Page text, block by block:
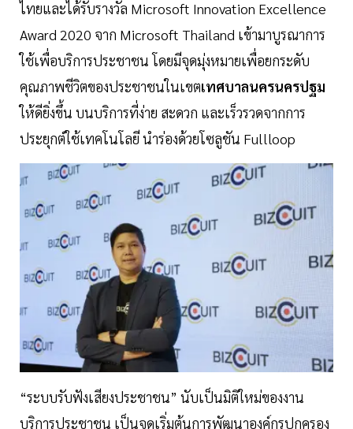
ไทยและได้รับรางวัล Microsoft Innovation Excellence
Award 2020 จาก Microsoft Thailand เข้ามาบูรณาการ
ใช้เพื่อบริการประชาชน โดยมีจุดมุ่งหมายเพื่อยกระดับ
คุณภาพชีวิตของประชาชนในเขตเทศบาลนครนครปฐม
ให้ดียิ่งขึ้น บนบริการที่ง่าย สะดวก และเร็วรวดจากการ
ประยุกต์ใช้เทคโนโลยี นำร่องด้วยโซลูชัน Fullloop
“ระบบรับฟังเสียงประชาชน” นับเป็นมิติใหม่ของงาน
บริการประชาชน เป็นจุดเริ่มต้นการพัฒนาองค์กรปกครอง